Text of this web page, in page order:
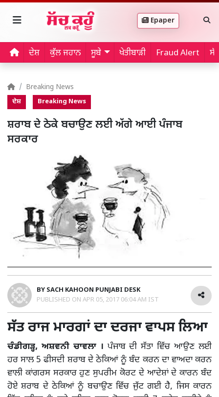
Epaper
ਦੇਸ਼ ਕੁੱਲ ਜਹਾਨ ਸੂਬੇ ਖੇਤੀਬਾੜੀ Fraud Alert
Breaking News
ਦੇਸ਼ Breaking News
ਸ਼ਰਾਬ ਦੇ ਠੇਕੇ ਬਚਾਉਣ ਲਈ ਅੱਗੇ ਆਈ ਪੰਜਾਬ
ਸਰਕਾਰ
BY SACH KAHOON PUNJABI DESK
PUBLISHED ON APR 05, 2017 06:04 AM IST
ਸੱਤ ਰਾਜ ਮਾਰਗਾਂ ਦਾ ਦਰਜਾ ਵਾਪਸ ਲਿਆ
ਚੰਡੀਗੜ੍ਹ, ਅਸ਼ਵਨੀ ਚਾਵਲਾ । ਪੰਜਾਬ ਦੀ ਸੱਤਾ ਵਿੱਚ ਆਉਣ ਲਈ
ਹਰ ਸਾਲ 5 ਫੀਸਦੀ ਸ਼ਰਾਬ ਦੇ ਠੇਕਿਆਂ ਨੂੰ ਬੰਦ ਕਰਨ ਦਾ ਵਾਅਦਾ ਕਰਨ
ਵਾਲੀ ਕਾਂਗਰਸ ਸਰਕਾਰ ਹੁਣ ਸੁਪਰੀਮ ਕੋਰਟ ਦੇ ਆਦੇਸ਼ਾਂ ਦੇ ਕਾਰਨ ਬੰਦ
ਹੋਏ ਸ਼ਰਾਬ ਦੇ ਠੇਕਿਆਂ ਨੂੰ ਬਚਾਉਣ ਵਿੱਚ ਜੁੱਟ ਗਈ ਹੈ, ਜਿਸ ਕਾਰਨ